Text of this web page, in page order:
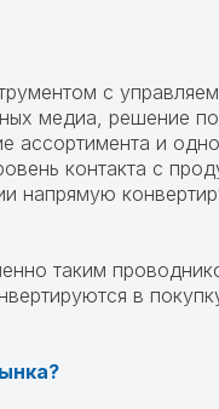
с
медиа, решение
ассортимента и
контакта с
напрямую
таким
в